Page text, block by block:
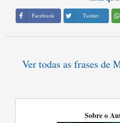
Facebook Twitter
Ver todas as frases de
Sobre o